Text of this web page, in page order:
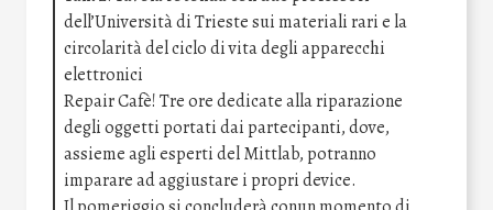
dell’Università di Trieste sui materiali rari e la
circolarità del ciclo di vita degli apparecchi
elettronici
Repair Cafè! Tre ore dedicate alla riparazione
degli oggetti portati dai partecipanti, dove,
assieme agli esperti del Mittlab, potranno
imparare ad aggiustare i propri device.